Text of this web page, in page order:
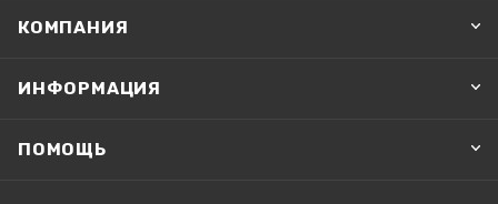
КОМПАНИЯ
ИНФОРМАЦИЯ
ПОМОЩЬ